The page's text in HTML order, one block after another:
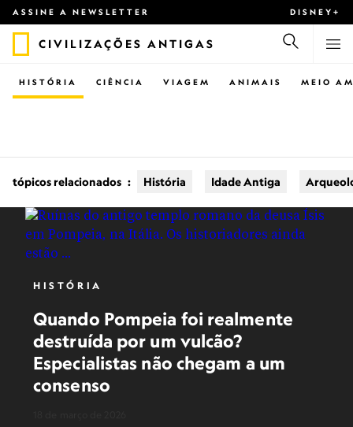
ASSINE A NEWSLETTER DISNEY+
CIVILIZAÇÕES ANTIGAS
CIÊNCIA VIAGEM ANIMAIS
HISTÓRIA MEIO
tópicos relacionados : História Idade Antiga
HISTÓRIA
Quando Pompeia foi realmente
destruída por um vulcão?
Especialistas não chegam a um
consenso